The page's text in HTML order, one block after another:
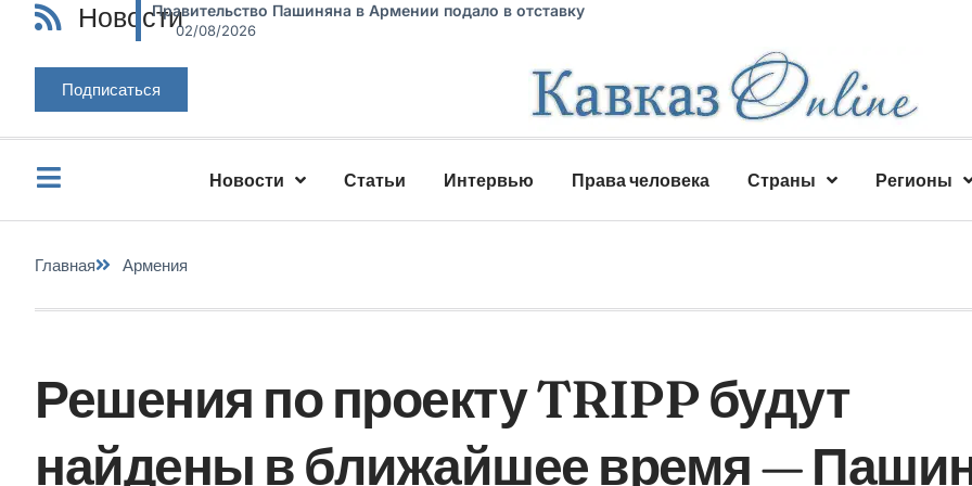
НовостиПравительство Пашиняна в Армении подало в отставку
02/08/2026
Подписаться
Новости Статьи Интервью Права человека Страны Регионы
Главная Армения
Решения по проекту TRIPP будут
найдены в ближайшее время —